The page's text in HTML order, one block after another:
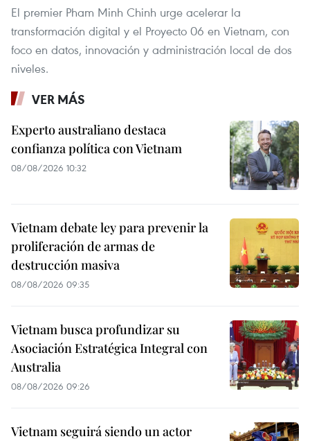
El premier Pham Minh Chinh urge acelerar la
transformación digital y el Proyecto 06 en Vietnam, con
foco en datos, innovación y administración local de dos
niveles.
VER MÁS
Experto australiano destaca
confianza política con Vietnam
08/08/2026 10:32
Vietnam debate ley para prevenir la
proliferación de armas de
destrucción masiva
08/08/2026 09:35
Vietnam busca profundizar su
Asociación Estratégica Integral con
Australia
08/08/2026 09:26
Vietnam seguirá siendo un actor